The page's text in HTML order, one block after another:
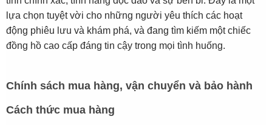
lựa chọn tuyệt vời cho những người yêu thích các hoạt
động phiêu lưu và khám phá, và đang tìm kiếm một chiếc
đồng hồ cao cấp đáng tin cậy trong mọi tình huống.
Chính sách mua hàng, vận chuyển và bảo hành
Cách thức mua hàng